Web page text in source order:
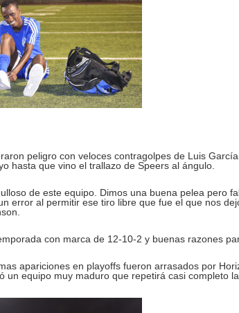
peligro con veloces contragolpes de Luis
hasta que vino el trallazo de Speers al ángulo.
de este equipo. Dimos una buena pelea pero
error al permitir ese tiro libre que fue el que nos
con marca de 12-10-2 y buenas razones
apariciones en playoffs fueron arrasados por
un equipo muy maduro que repetirá casi completo